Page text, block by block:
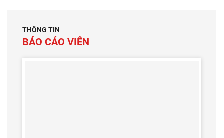
THÔNG TIN
BÁO CÁO VIÊN